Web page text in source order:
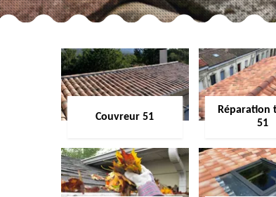
Couvreur 51
Réparation
51